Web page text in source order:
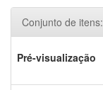
Conjunto de itens:
Pré-visualização